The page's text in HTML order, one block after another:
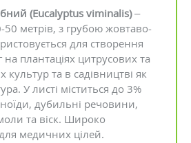
(Eucalyptus viminalis)–
метрів, з грубою жовтаво-
для створення
на плантаціях цитрусових та
культур та в садівництві як
У листі міститься до 3%
дубильні речовини,
та віск. Широко
медичних цілей.